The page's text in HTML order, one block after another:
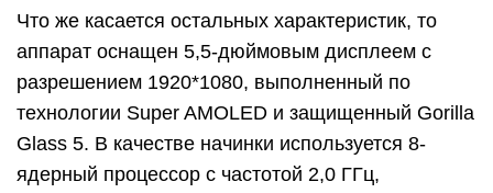
Что же касается остальных характеристик, то
аппарат оснащен 5,5-дюймовым дисплеем с
разрешением 1920*1080, выполненный по
технологии Super AMOLED и защищенный Gorilla
Glass 5. В качестве начинки используется 8-
ядерный процессор с частотой 2,0 ГГц,